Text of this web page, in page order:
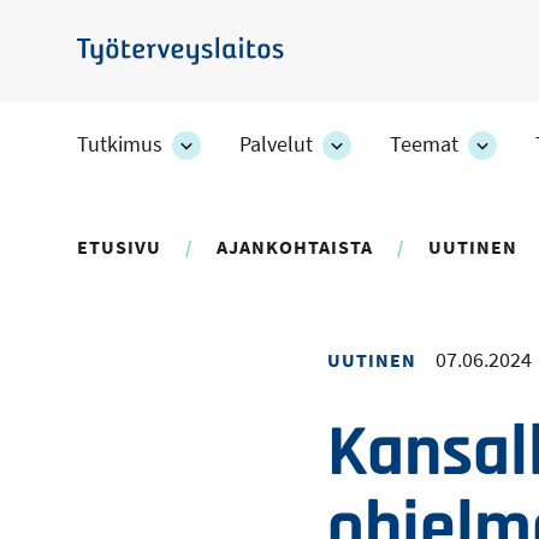
pääsisältöön
Työterveyslaitos
Tutkimus
TutkimusPalvelut
PalvelutTeemat
ETUSIVU AJANKOHTAISTA UUTINEN
UUTINEN 07.06.2024